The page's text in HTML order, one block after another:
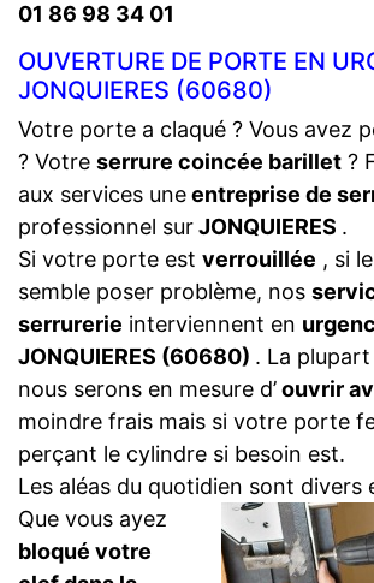
01 86 98 34 01
OUVERTURE DE PORTE EN
JONQUIERES (60680)
Votre porte a claqué ? Vous avez
? Votre serrure coincée barillet ?
aux services uneentreprise de
professionnel surJONQUIERES .
Si votre porte est verrouillée , si le
semble poser problème, nos
serrurerie interviennent en
JONQUIERES (60680) . La
nous serons en mesure d’ouvrir
moindre frais mais si votre porte
perçant le cylindre si besoin est.
Les aléas du quotidien sont divers
Que vous ayez
bloqué votre